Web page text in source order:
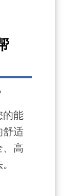
的能
舒适
、高